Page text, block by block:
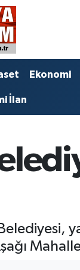
Ekonomi
İlan